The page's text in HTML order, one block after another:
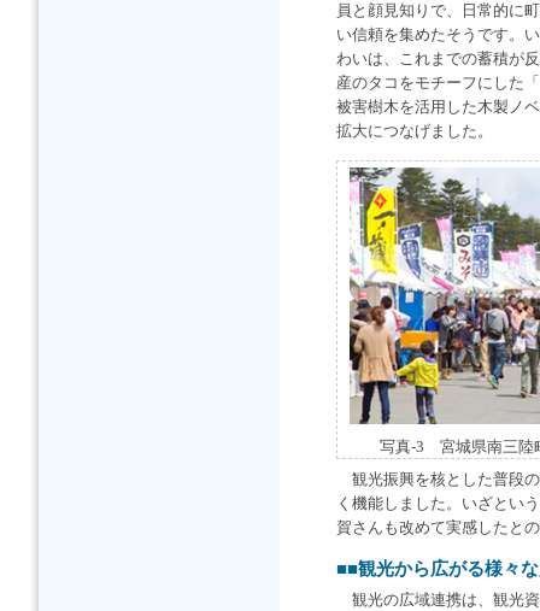
員と顔見知りで、日常的に
い信頼を集めたそうです。
わいは、これまでの蓄積が
産のタコをモチーフにした
被害樹木を活用した木製ノ
拡大につなげました。
写真-3 宮城県南三陸
観光振興を核とした普段
く機能しました。いざとい
賀さんも改めて実感したと
■■観光から広がる様々
観光の広域連携は、観光